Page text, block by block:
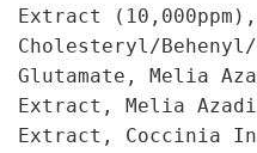
Extract (10,000ppm),
Cholesteryl/
Glutamate, Melia
Extract, Melia
Extract, Coccinia